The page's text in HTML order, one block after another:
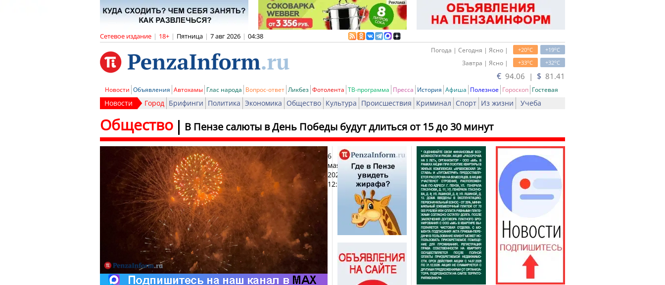
Сетевое издание | 18+ | Пятница | 7 авг 2026 | 04:38
+19oC
+20oC
Погода | Сегодня | Ясно |
+32oC
+33oC
Завтра | Ясно |
€ 94.06 | $ 81.41
Новости Объявления Автохамы Глас народа Вопрос-ответ Ликбез Фотолента ТВ-программа Пресса История Афиша Полезное Гороскоп Гостевая
Новости Город Брифинги Политика Экономика Общество Культура Происшествия Криминал Спорт Из жизни Учеба
В Пензе салюты в День Победы будут длиться от 15 до 30 минут
Общество
6
мая
2025,
12:36
Печать